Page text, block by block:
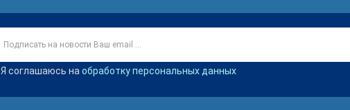
Я соглашаюсь на обработку персональных данных